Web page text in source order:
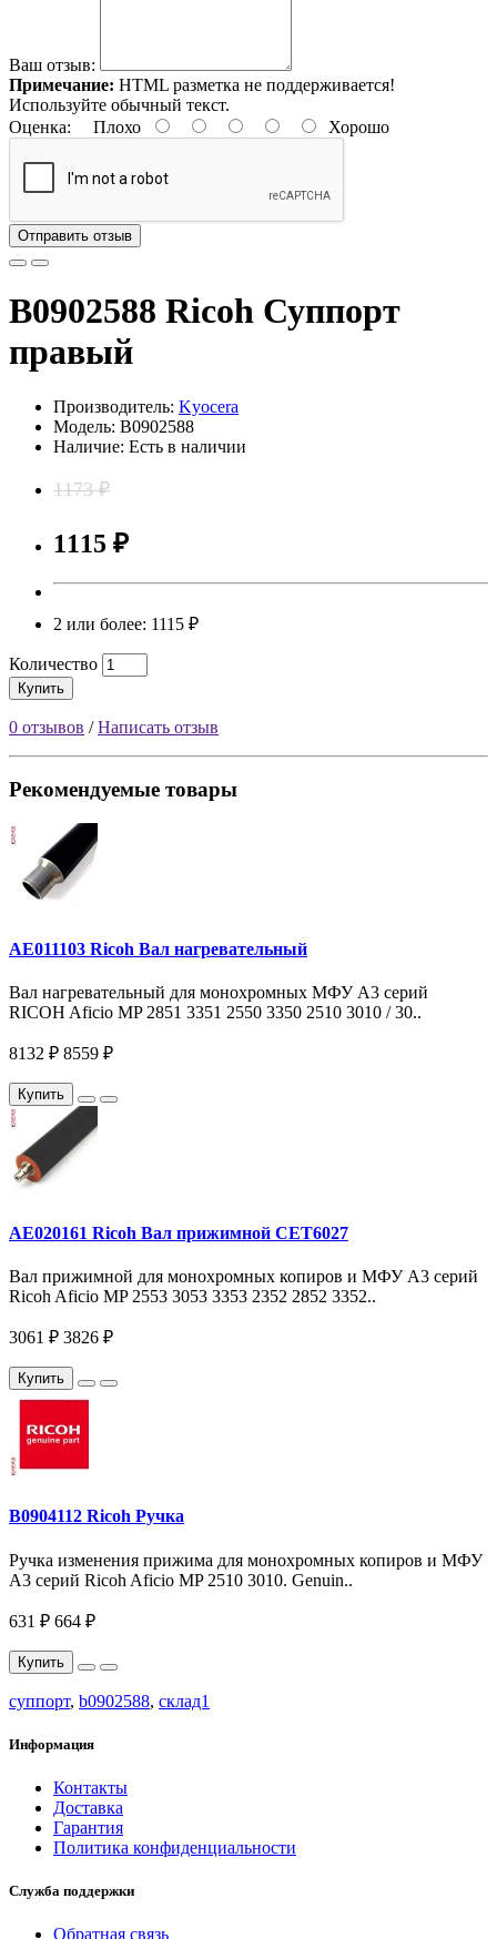
Ваш отзыв:
Примечание: HTML разметка не поддерживается!
Используйте обычный текст.
Оценка: Плохо Хорошо
Отправить отзыв
B0902588 Ricoh Суппорт
правый
Производитель: Kyocera
Модель: B0902588
Наличие: Есть в наличии
1173 ₽
1115 ₽
2 или более: 1115 ₽
Количество
Купить
0 отзывов /Написать отзыв
Рекомендуемые товары
AE011103 Ricoh Вал нагревательный
Вал нагревательный для монохромных МФУ A3 серий
RICOH Aficio MP 2851 3351 2550 3350 2510 3010 / 30..
8132 ₽ 8559 ₽
Купить
AE020161 Ricoh Вал прижимной CET6027
Вал прижимной для монохромных копиров и МФУ A3 серий
Ricoh Aficio MP 2553 3053 3353 2352 2852 3352..
3061 ₽ 3826 ₽
Купить
B0904112 Ricoh Ручка
Ручка изменения прижима для монохромных копиров и МФУ
A3 серий Ricoh Aficio MP 2510 3010. Genuin..
631 ₽ 664 ₽
Купить
суппорт, b0902588, склад1
Информация
Контакты
Доставка
Гарантия
Политика конфиденциальности
Служба поддержки
Обратная связь